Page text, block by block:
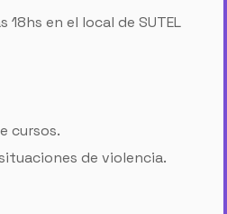
18hs en el local de SUTEL
cursos.
de violencia.